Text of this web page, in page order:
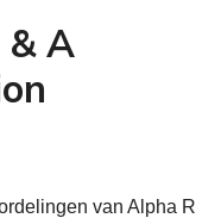
& A
van Alpha R